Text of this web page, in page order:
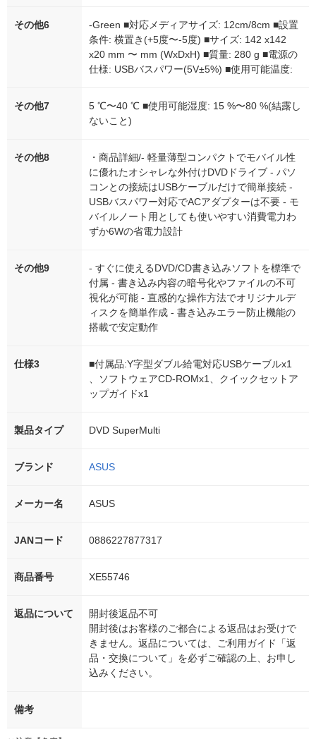
その他6
-Green ■対応メディアサイズ: 12cm/8cm ■設置
条件: 横置き(+5度〜-5度) ■サイズ: 142 x142
x20 mm 〜 mm (WxDxH) ■質量: 280 g ■電源の
仕様: USBバスパワー(5V±5%) ■使用可能温度:
その他7
5 ℃〜40 ℃ ■使用可能湿度: 15 %〜80 %(結露し
ないこと)
その他8
・商品詳細/- 軽量薄型コンパクトでモバイル性
に優れたオシャレな外付けDVDドライブ - パソ
コンとの接続はUSBケーブルだけで簡単接続 -
USBバスパワー対応でACアダプターは不要 - モ
バイルノート用としても使いやすい消費電力わ
ずか6Wの省電力設計
その他9
- すぐに使えるDVD/CD書き込みソフトを標準で
付属 - 書き込み内容の暗号化やファイルの不可
視化が可能 - 直感的な操作方法でオリジナルデ
ィスクを簡単作成 - 書き込みエラー防止機能の
搭載で安定動作
仕様3
■付属品:Y字型ダブル給電対応USBケーブルx1
、ソフトウェアCD-ROMx1、クイックセットア
ップガイドx1
製品タイプ DVD SuperMulti
ブランド ASUS
メーカー名 ASUS
JANコード 0886227877317
商品番号 XE55746
返品について
開封後返品不可
開封後はお客様のご都合による返品はお受けで
きません。返品については、ご利用ガイド「返
品・交換について」を必ずご確認の上、お申し
込みください。
備考